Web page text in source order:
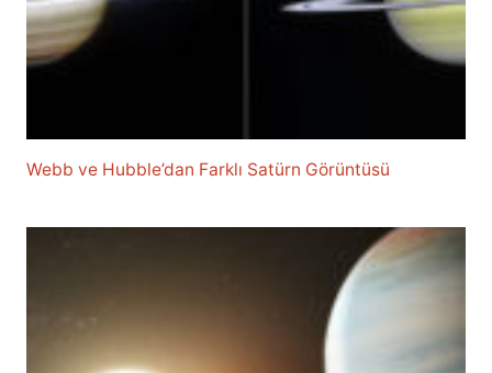
Webb ve Hubble’dan Farklı Satürn Görüntüsü